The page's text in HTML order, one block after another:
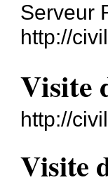
Serveur
http://
Visite
http://
Visite